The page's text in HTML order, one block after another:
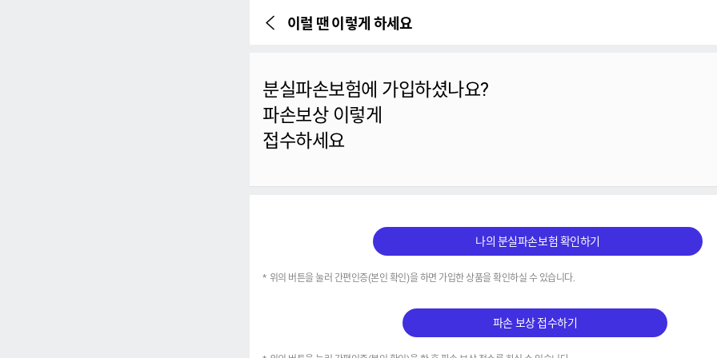
이럴 땐 이렇게 하세요
분실파손보험에 가입하셨나요?
파손보상 이렇게
접수하세요
나의 분실파손보험 확인하기
위의 버튼을 눌러 간편인증(본인 확인)을 하면 가입한 상품을 확인하실 수 있습니다.
파손 보상 접수하기